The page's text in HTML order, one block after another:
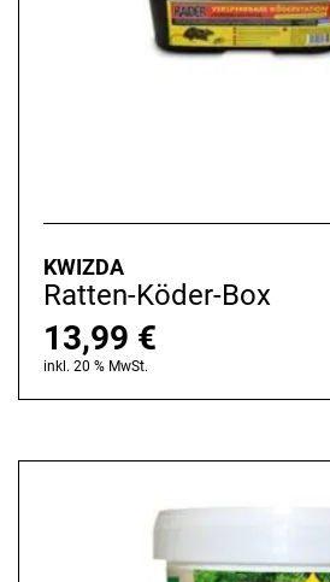
KWIZDA
Ratten-Köder-Box
13,99 €
inkl. 20 % MwSt.